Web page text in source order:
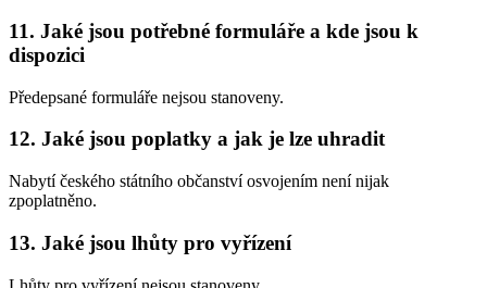
11. Jaké jsou potřebné formuláře a kde jsou k
dispozici
Předepsané formuláře nejsou stanoveny.
12. Jaké jsou poplatky a jak je lze uhradit
Nabytí českého státního občanství osvojením není nijak
zpoplatněno.
13. Jaké jsou lhůty pro vyřízení